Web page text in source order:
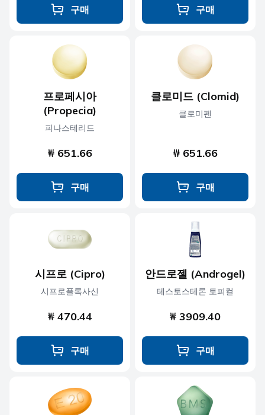
구매 구매
프로페시아
(Propecia)
피나스테리드
₩ 651.66
구매
클로미드 (Clomid)
클로미펜
₩ 651.66
구매
시프로 (Cipro)
시프로플록사신
₩ 470.44
구매
안드로젤 (Androgel)
테스토스테론 토피컬
₩ 3909.40
구매